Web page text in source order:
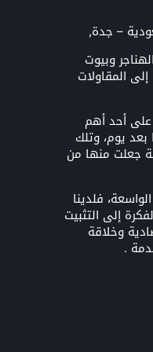
– جدة,
وبيوت
المقاولات
أحد أهم
بعد يوم، وتلك
جعلت منها من
فلدينا
إلى التثبيت
وخلاقة
.